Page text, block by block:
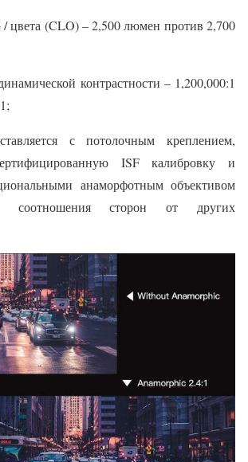
/ цвета (CLO) – 2,500 люмен против 2,700
контрастности – 1,200,000:1
с потолочным креплением,
ISF калибровку и
анаморфотным объективом
соотношения сторон от других